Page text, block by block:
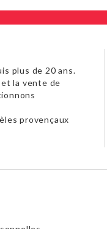
plus de 20 ans.
et la vente de
provençaux